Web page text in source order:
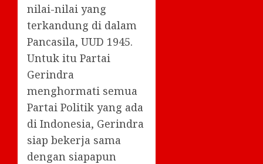
nilai-nilai yang
terkandung di dalam
Pancasila, UUD 1945.
Untuk itu Partai
Gerindra
menghormati semua
Partai Politik yang ada
di Indonesia, Gerindra
siap bekerja sama
dengan siapapun